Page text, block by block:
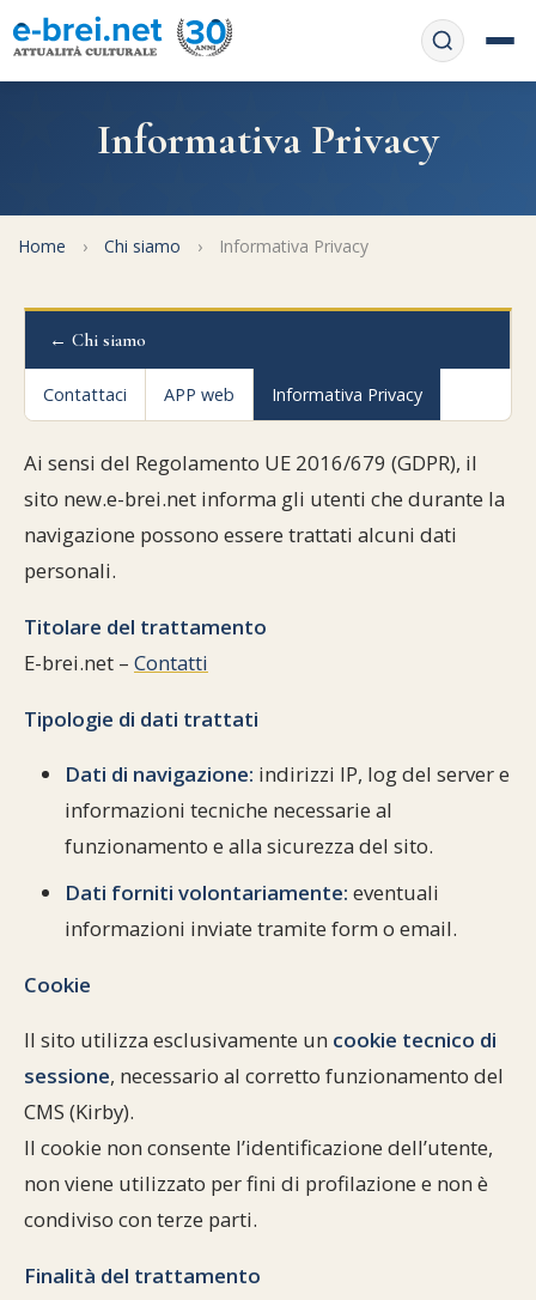
Le feste
e-book
La tradizione orale
Filosofia e Pensiero
Momenti di Torah
Servizi on-
line
Calendario ebraico
Convertitore di date
Vendita del chametz
Spunti Feste e ricorrenze
Cucina tipica
Perle dal Talmud
10 comandamenti
Cultura e società
Aspetti di vita ebraica
Sbirciamo Eretz Israel
Tanach
La Legge Orale
Il Talmud in italiano
Opere di Maimonide
Partecipa
Mangiare casher
it.cultura.ebraica
Netiquette
Collegamenti utili
Dal nostro archivio
Informativa Privacy
Home › Chi siamo › Informativa Privacy
← Chi siamo
Contattaci APP web Informativa Privacy
Ai sensi del Regolamento UE 2016/679 (GDPR), il
sito new.e-brei.net informa gli utenti che durante la
navigazione possono essere trattati alcuni dati
personali.
Titolare del trattamento
E-brei.net – Contatti
Tipologie di dati trattati
Dati di navigazione: indirizzi IP, log del server e
informazioni tecniche necessarie al
funzionamento e alla sicurezza del sito.
Dati forniti volontariamente: eventuali
informazioni inviate tramite form o email.
Cookie
Il sito utilizza esclusivamente un cookie tecnico di
sessione, necessario al corretto funzionamento del
CMS (Kirby).
Il cookie non consente l’identificazione dell’utente,
non viene utilizzato per fini di profilazione e non è
condiviso con terze parti.
Finalità del trattamento